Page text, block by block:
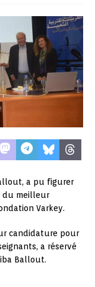
a pu figurer
du meilleur
Varkey.
candidature pour
a réservé
Ballout.